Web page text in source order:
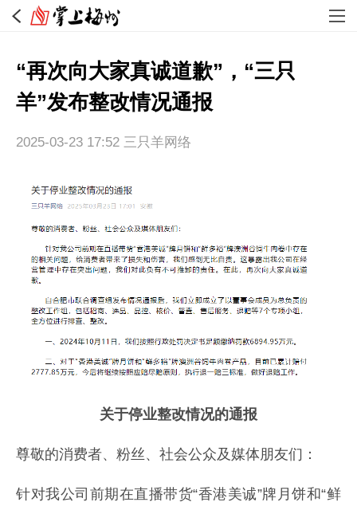
“再次向大家真诚道歉”，“三只
羊”发布整改情况通报
2025-03-23 17:52 三只羊网络
关于停业整改情况的通报
尊敬的消费者、粉丝、社会公众及媒体朋友们：
针对我公司前期在直播带货“香港美诚”牌月饼和“鲜